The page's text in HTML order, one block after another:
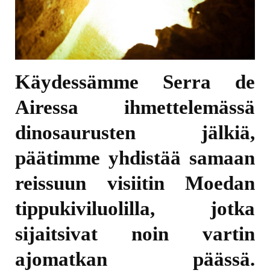
Käydessämme Serra de
Airessa ihmettelemässä
dinosaurusten jälkiä,
päätimme yhdistää samaan
reissuun visiitin Moedan
tippukiviluolilla, jotka
sijaitsivat noin vartin
ajomatkan päässä.